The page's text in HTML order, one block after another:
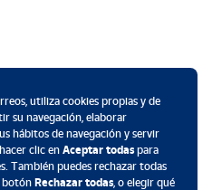
utiliza cookies propias y de
su navegación, elaborar
hábitos de navegación y servir
clic en Aceptar todaspara
También puedes rechazar todas
botón Rechazar todas, o elegir qué